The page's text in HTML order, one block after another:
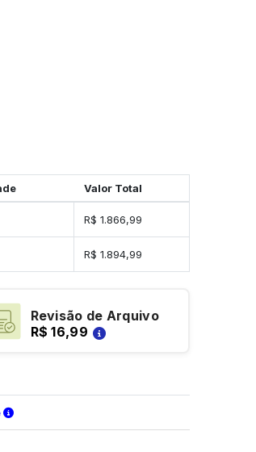
Valor Total
R$ 1.866,99
R$ 1.894,99
Revisão de Arquivo
R$ 16,99
Verifique as condições de entrega